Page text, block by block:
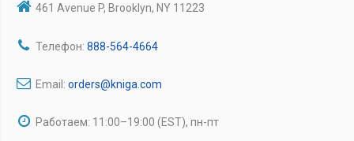
461 Avenue P, Brooklyn, NY 11223
Телефон: 888-564-4664
Email: orders@kniga.com
Работаем: 11:00–19:00 (EST), пн-пт